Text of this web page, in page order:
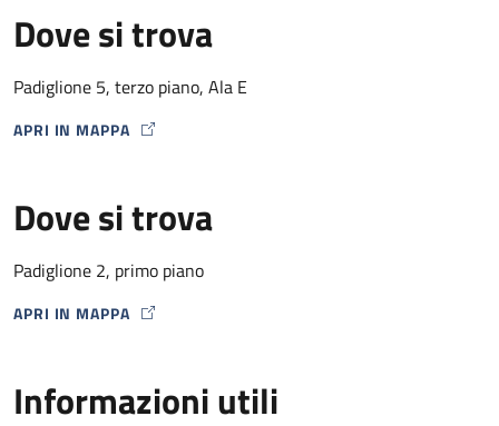
Dove si trova
Padiglione 5, terzo piano, Ala E
APRI IN MAPPA
MAP ICON
Dove si trova
Padiglione 2, primo piano
APRI IN MAPPA
MAP ICON
Informazioni utili